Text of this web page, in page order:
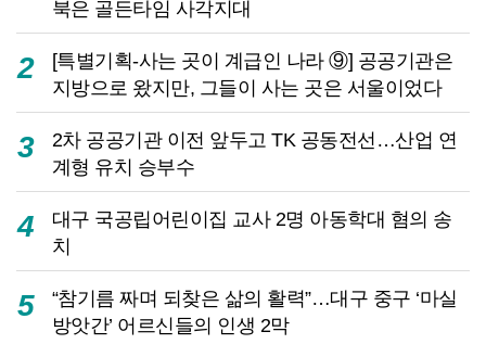
북은 골든타임 사각지대
2
[특별기획-사는 곳이 계급인 나라 ⑨] 공공기관은
지방으로 왔지만, 그들이 사는 곳은 서울이었다
3
2차 공공기관 이전 앞두고 TK 공동전선…산업 연
계형 유치 승부수
4
대구 국공립어린이집 교사 2명 아동학대 혐의 송
치
5
“참기름 짜며 되찾은 삶의 활력”…대구 중구 ‘마실
방앗간’ 어르신들의 인생 2막